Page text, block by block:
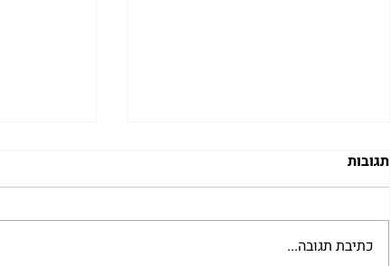
תגובות
כתיבת תגובה...